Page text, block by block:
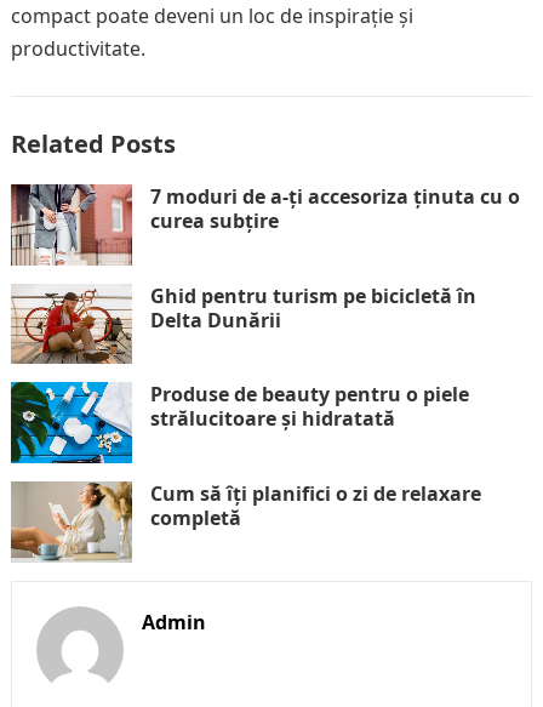
compact poate deveni un loc de inspirație și
productivitate.
Related Posts
7 moduri de a-ți accesoriza ținuta cu o
curea subțire
Ghid pentru turism pe bicicletă în
Delta Dunării
Produse de beauty pentru o piele
strălucitoare și hidratată
Cum să îți planifici o zi de relaxare
completă
Admin